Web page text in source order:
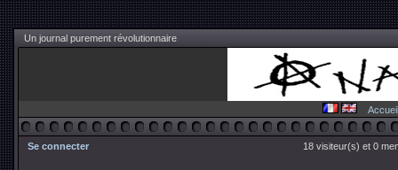
Un journal purement révolutionnaire
Accueil
Se connecter 18 visiteur(s) et 0